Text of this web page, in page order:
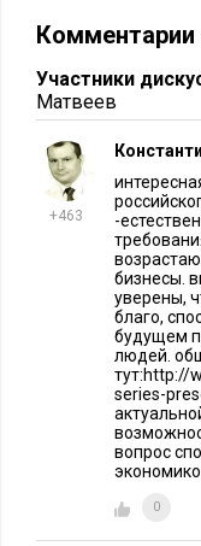
Такая замкнутая
единицах из
которых
фондовые активы
терминологии,
Комментарии
Участники
Матвеев
+463
-
бизнесы.
уверены,
благо,
будущем
людей.
тут:http://
series-
вопрос
0